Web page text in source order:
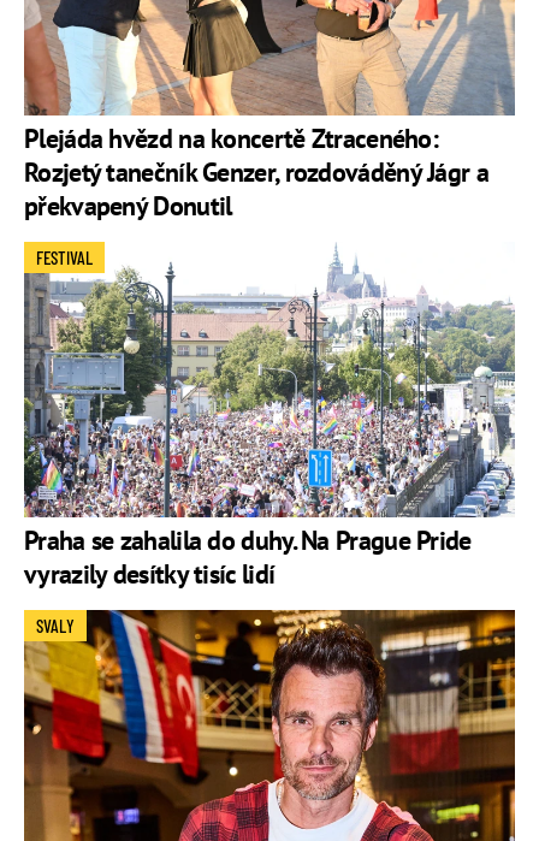
Plejáda hvězd na koncertě Ztraceného:
Rozjetý tanečník Genzer, rozdováděný Jágr a
překvapený Donutil
Praha se zahalila do duhy. Na Prague Pride
vyrazily desítky tisíc lidí
FESTIVAL
SVALY